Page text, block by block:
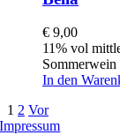
€ 9,00
11% vol
Sommerwein
In den
1 2 Vor
Impressum